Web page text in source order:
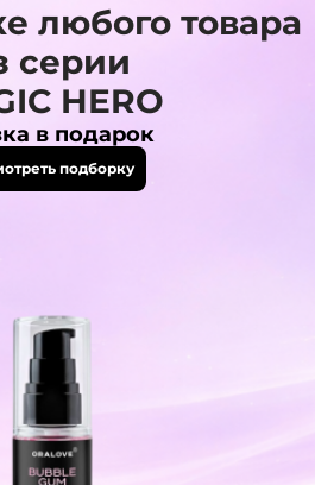
любого товара
серии
HERO
в подарок
подборку